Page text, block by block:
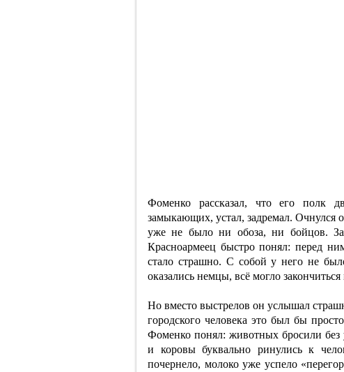
Фоменко рассказал, что его полк
замыкающих, устал, задремал. Очнулся
уже не было ни обоза, ни бойцов.
Красноармеец быстро понял: перед
стало страшно. С собой у него не
оказались немцы, всё могло
Но вместо выстрелов он услышал
городского человека это был бы
Фоменко понял: животных бросили
и коровы буквально ринулись к
почернело, молоко уже успело